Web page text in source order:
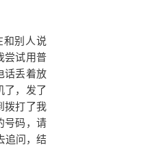
和别人说
尝试用普
话丢着放
，发了
拨打了我
号码，请
追问，结